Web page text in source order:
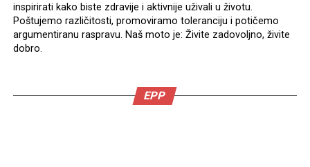
inspirirati kako biste zdravije i aktivnije uživali u životu.
Poštujemo različitosti, promoviramo toleranciju i potičemo
argumentiranu raspravu. Naš moto je: Živite zadovoljno, živite
dobro.
EPP